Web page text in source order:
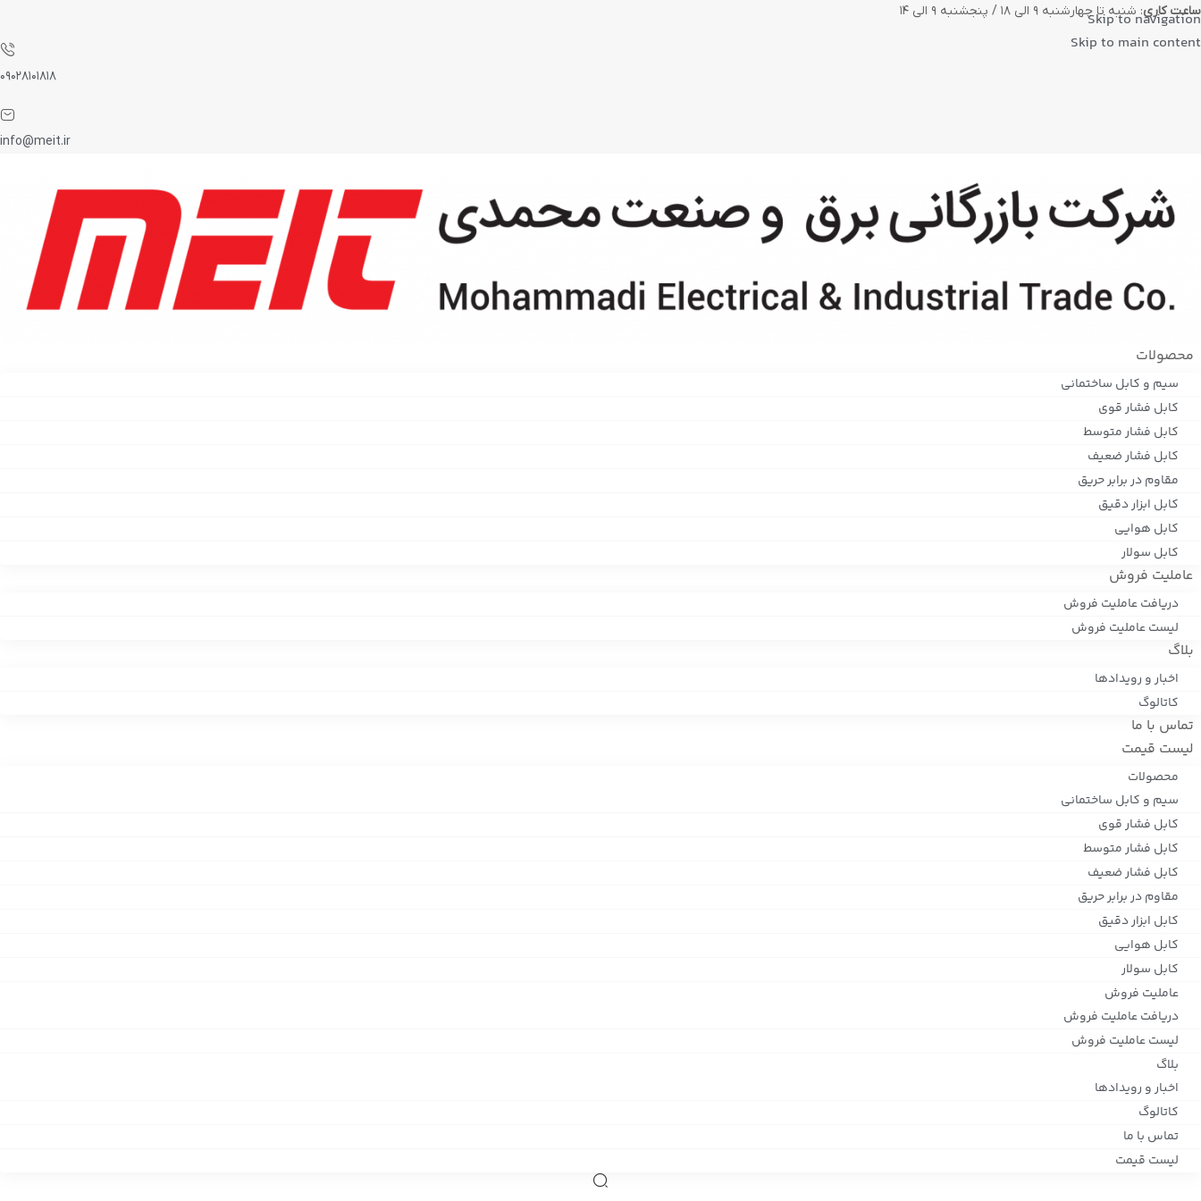
Skip to navigation
Skip to main content
ساعت کاری: شنبه تا چهارشنبه ۹ الی ۱۸ / پنجشنبه ۹ الی ۱۴
۰۹۰۲۸۱۰۱۸۱۸
info@meit.ir
محصولات
سیم و کابل ساختمانی
کابل فشار قوی
کابل فشار متوسط
کابل فشار ضعیف
مقاوم در برابر حریق
کابل ابزار دقیق
کابل هوایی
کابل سولار
عاملیت فروش
دریافت عاملیت فروش
لیست عاملیت فروش
بلاگ
اخبار و رویدادها
کاتالوگ
تماس با ما
لیست قیمت
محصولات
سیم و کابل ساختمانی
کابل فشار قوی
کابل فشار متوسط
کابل فشار ضعیف
مقاوم در برابر حریق
کابل ابزار دقیق
کابل هوایی
کابل سولار
عاملیت فروش
دریافت عاملیت فروش
لیست عاملیت فروش
بلاگ
اخبار و رویدادها
کاتالوگ
تماس با ما
لیست قیمت